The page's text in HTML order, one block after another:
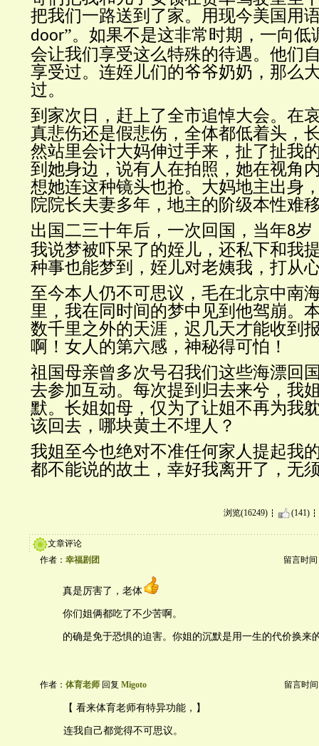
把我们一路送到了家。用现今美国用
door”。如果不是这非常时期，一向低
会让我们享受这么特殊的待遇。他们
享受过。连姪儿们的爷爷奶奶，那么
过。
到家次日，赶上了全市追悼大会。在
真悲伤还是假悲伤，全体都低着头，
然站里会计大妈伸过手来，扯了扯我
到她身边，说有人在拍照，她在视角
想她连这种镜头也抢。大妈地主出身
院院长夫妻多年，地主的阶级本性难
出国二三十年后，一次回国，当年8岁
我说梦被吓呆了的姪儿，还私下和我
种事也能梦到，姪儿对老姨我，打从
至今本人仍不可思议，毛在北京中南
里，我在同时间的梦中见到他驾崩。
数千里之外的天涯，迟几天才能收到
啊！女人的第六感，神秘得可怕！
祖国母亲曾多次号召我们这些海漂回
去参加互动。每次提到归去来兮，我
默。长姐如母，仅为了让姐不再为我
该回去，哪块黄土不埋人？
我姐至今也绝对不准任何家人提起我
都不能说的故土，幸好我离开了，无
浏览(16249) (141)
文章评论
作者： 幸福剧团 留言时间
真是厉害了，老体
你们姐俩都吃了不少苦啊。
的确是免于恐惧的迫害。你姐的沉默是用一生的代价换来
作者： 体育老师 回复 Migoto 留言时间
【 看来体育老师有特异功能，】
连我自己都觉得不可思议。